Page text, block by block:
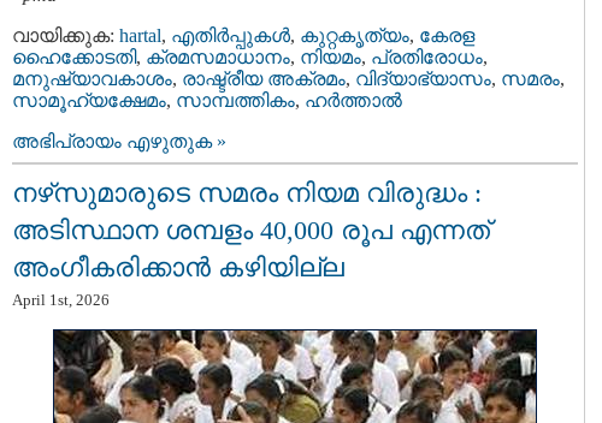
വായിക്കുക: hartal, എതിര്‍പ്പുകള്‍, കുറ്റകൃത്യം, കേരള
ഹൈക്കോടതി, ക്രമസമാധാനം, നിയമം, പ്രതിരോധം,
മനുഷ്യാവകാശം, രാഷ്ട്രീയ അക്രമം, വിദ്യാഭ്യാസം, സമരം,
സാമൂഹ്യക്ഷേമം, സാമ്പത്തികം, ഹര്‍ത്താല്‍
അഭിപ്രായം എഴുതുക »
നഴ്‌സുമാരുടെ സമരം നിയമ വിരുദ്ധം :
അടിസ്ഥാന ശമ്പളം 40,000 രൂപ എന്നത്
അംഗീകരിക്കാൻ കഴിയില്ല
April 1st, 2026